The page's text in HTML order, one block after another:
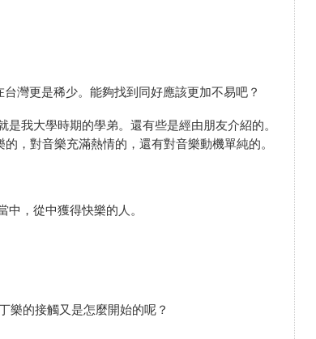
台灣更是稀少。能夠找到同好應該更加不易吧？
是我大學時期的學弟。還有些是經由朋友介紹的。
，對音樂充滿熱情的，還有對音樂動機單純的。
中，從中獲得快樂的人。
樂的接觸又是怎麼開始的呢？